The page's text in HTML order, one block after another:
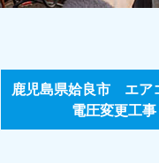
鹿児島県姶良市 エア
電圧変更工事